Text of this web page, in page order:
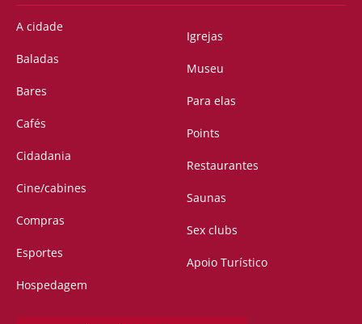
A cidade
Baladas
Bares
Cafés
Cidadania
Cine/cabines
Compras
Esportes
Hospedagem
Igrejas
Museu
Para elas
Points
Restaurantes
Saunas
Sex clubs
Apoio Turístico